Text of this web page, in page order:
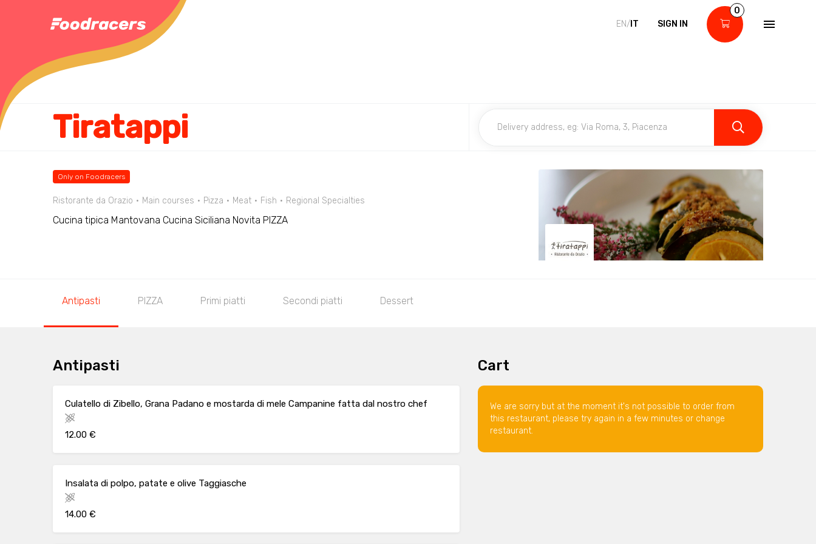
EN/ IT SIGN IN
0
Tiratappi
Only on Foodracers
Ristorante da Orazio Main courses Pizza Meat Fish Regional Specialties
Cucina tipica Mantovana Cucina Siciliana Novita PIZZA
Antipasti PIZZA Primi piatti Secondi piatti Dessert
Antipasti
Culatello di Zibello, Grana Padano e mostarda di mele Campanine fatta dal nostro chef
12.00 €
Insalata di polpo, patate e olive Taggiasche
14.00 €
Cart
We are sorry but at the moment it's not possible to order from
this restaurant, please try again in a few minutes or change
restaurant.